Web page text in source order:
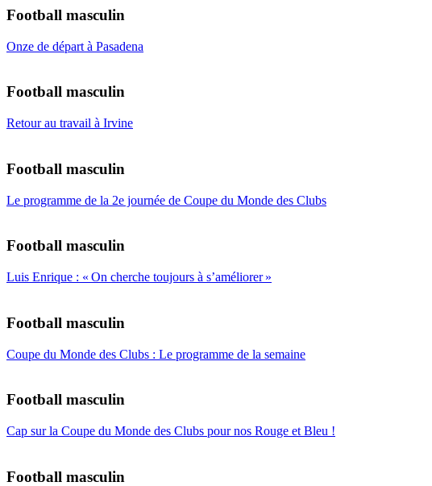
Football masculin
Onze de départ à Pasadena
Football masculin
Retour au travail à Irvine
Football masculin
Le programme de la 2e journée de Coupe du Monde des Clubs
Football masculin
Luis Enrique : « On cherche toujours à s’améliorer »
Football masculin
Coupe du Monde des Clubs : Le programme de la semaine
Football masculin
Cap sur la Coupe du Monde des Clubs pour nos Rouge et Bleu !
Football masculin